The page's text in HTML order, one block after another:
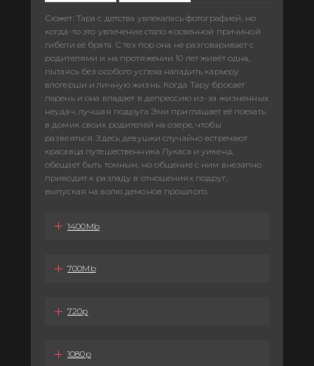
Сюжет: Тара с детства увлекалась фотографией, но
когда-то это увлечение стало косвенной причиной
гибели её брата. С тех пор она не разговаривает с
родителями и на протяжении 10 лет живёт одна,
пытаясь без особого успеха наладить карьеру
влогерши и личную жизнь. Когда Тару бросает
парень и она впадает в депрессию из-за жизненных
неудач, лучшая подруга Эми приглашает её поехать
в домик своих родителей на озере, чтобы
развеяться. Здесь девушки случайно встречают
красавца путешественника Лукаса и уикенд
обещает быть томным, но общение с ним внезапно
приводит к разладу в отношениях подруг,
выпуская на волю демонов прошлого.
1400Mb
700Mb
720p
1080p